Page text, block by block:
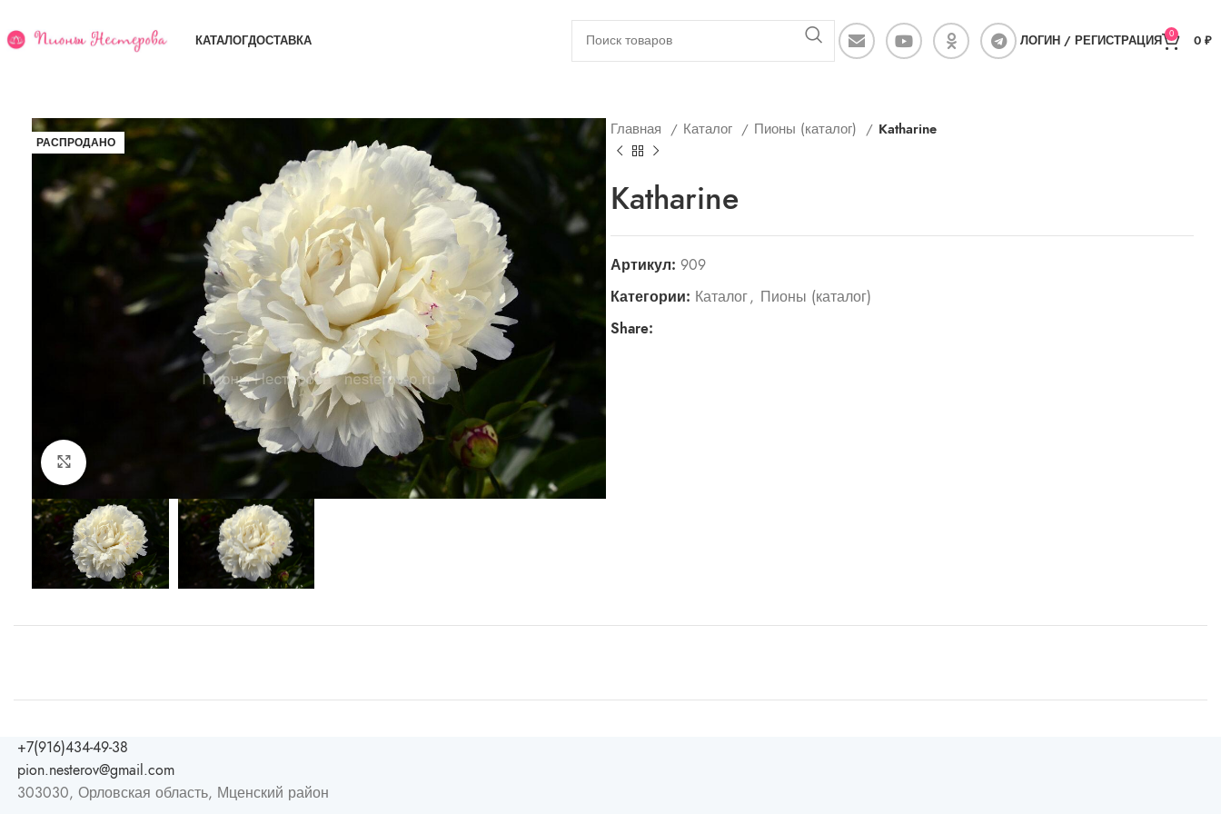
КАТАЛОГДОСТАВКА ЛОГИН / РЕГИСТРАЦИЯ 0 0 ₽
РАСПРОДАНО
Главная Каталог Пионы (каталог) Katharine
Katharine
Артикул: 909
Категории: Каталог, Пионы (каталог)
Share:
+7(916)434-49-38
pion.nesterov@gmail.com
303030, Орловская область, Мценский район